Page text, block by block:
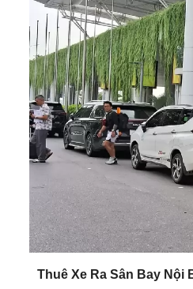
Thuê Xe Ra Sân Bay Nội